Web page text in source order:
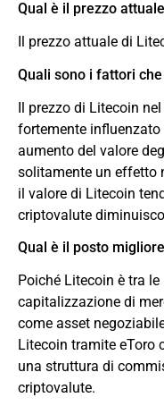
Qual è il prezzo
Il prezzo attuale di
Quali sono i fattori
Il prezzo di Litecoin
fortemente
aumento del valore
solitamente un effetto
il valore di Litecoin
criptovalute
Qual è il posto
Poiché Litecoin è tra
capitalizzazione di
come asset
Litecoin tramite eToro
una struttura di
criptovalute.